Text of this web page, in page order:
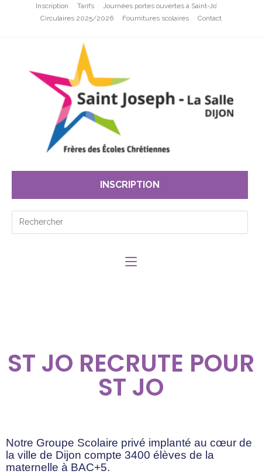
Inscription Tarifs
Journées portes ouvertes à Saint-Jo’
Circulaires 2025/2026
Fournitures scolaires Contact
INSCRIPTION
ST JO RECRUTE POUR
ST JO
Notre Groupe Scolaire privé implanté au cœur de
la ville de Dijon compte 3400 élèves de la
maternelle à BAC+5.